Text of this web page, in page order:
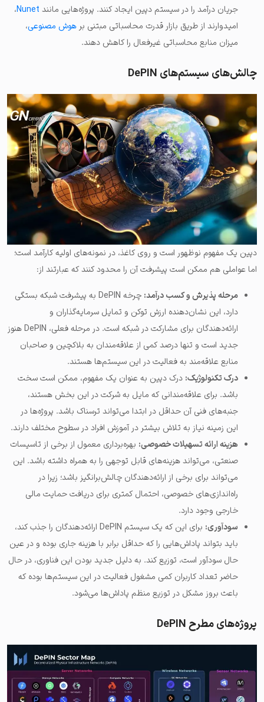
جریان درآمد را در سیستم دپین ایجاد کنند. پروژه‌هایی مانند Nunet،
امیدوارند از طریق بازار قدرت محاسباتی مبتنی بر هوش مصنوعی،
میزان منابع محاسباتی غیرفعال را کاهش دهند.
چالش‌های سیستم‌های DePIN
دپین یک مفهوم نوظهور است و روی کاغذ، در نمونه‌های اولیه کارآمد است؛
اما عواملی هم ممکن است پیشرفت آن را محدود کنند که عبارتند از:
مرحله پذیرش و کسب درآمد:
چرخه DePIN به پیشرفت شبکه بستگی
دارد، این نشان‌دهنده ارزش توکن و تمایل سرمایه‌گذاران و
ارائه‌دهندگان برای مشارکت در شبکه است. در مرحله فعلی، DePIN هنوز
جدید است و تنها درصد کمی از علاقه‌مندان به بلاکچین و صاحبان
منابع علاقه‌مند به فعالیت در این سیستم‌ها هستند.
درک تکنولوژیک: درک دپین به عنوان یک مفهوم، ممکن است سخت
باشد. برای علاقه‌مندانی که مایل به شرکت در این بخش هستند،
جنبه‌های فنی آن حداقل در ابتدا می‌تواند ترسناک باشد. پروژه‌ها در
این زمینه نیاز به تلاش بیشتر در آموزش افراد در سطوح مختلف دارند.
هزینه ارائه تسهیلات خصوصی: بهره‌برداری معمول از برخی از تاسیسات
صنعتی، می‌تواند هزینه‌های قابل توجهی را به همراه داشته باشد. این
می‌تواند برای برخی از ارائه‌دهندگان چالش‌برانگیز باشد؛ زیرا در
راه‌اندازی‌های خصوصی، احتمال کمتری برای دریافت حمایت مالی
خارجی وجود دارد.
سودآوری:
برای این که یک سیستم DePIN ارائه‌دهندگان را جذب کند،
باید بتواند پاداش‌هایی را که حداقل برابر با هزینه جاری بوده و در عین
حال سودآور است، توزیع کند. به دلیل جدید بودن این فناوری، در حال
حاضر تعداد کاربران کمی مشغول فعالیت در این سیستم‌ها بوده که
باعث بروز مشکل در توزیع منظم پاداش‌ها می‌شود.
پروژه‌های مطرح DePIN